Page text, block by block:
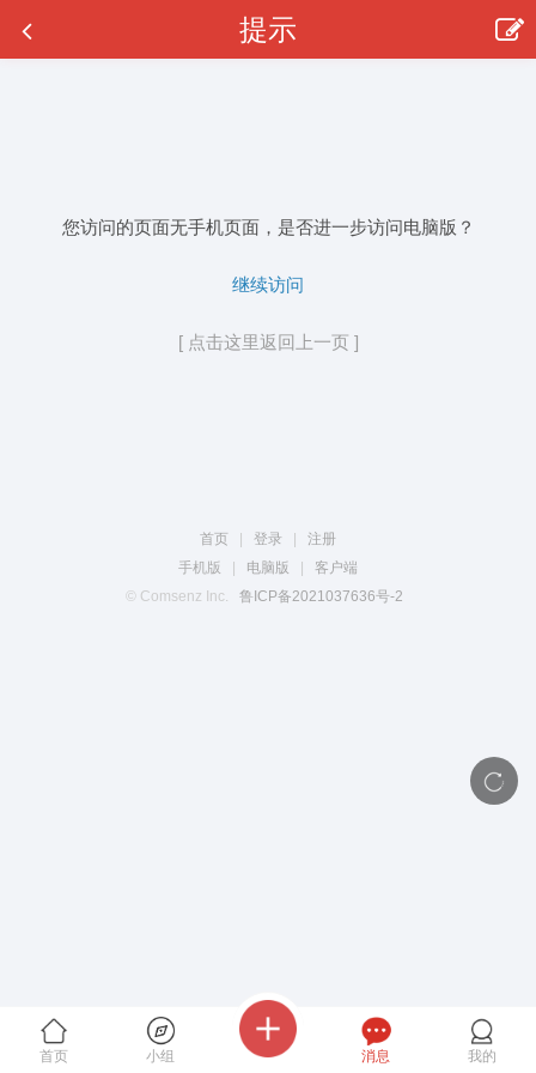
提示
您访问的页面无手机页面，是否进一步访问电脑版？
继续访问
[ 点击这里返回上一页 ]
首页 登录
注册
手机版
电脑版
客户端
© Comsenz Inc.
鲁ICP备2021037636号-2
首页 小组 消息 我的